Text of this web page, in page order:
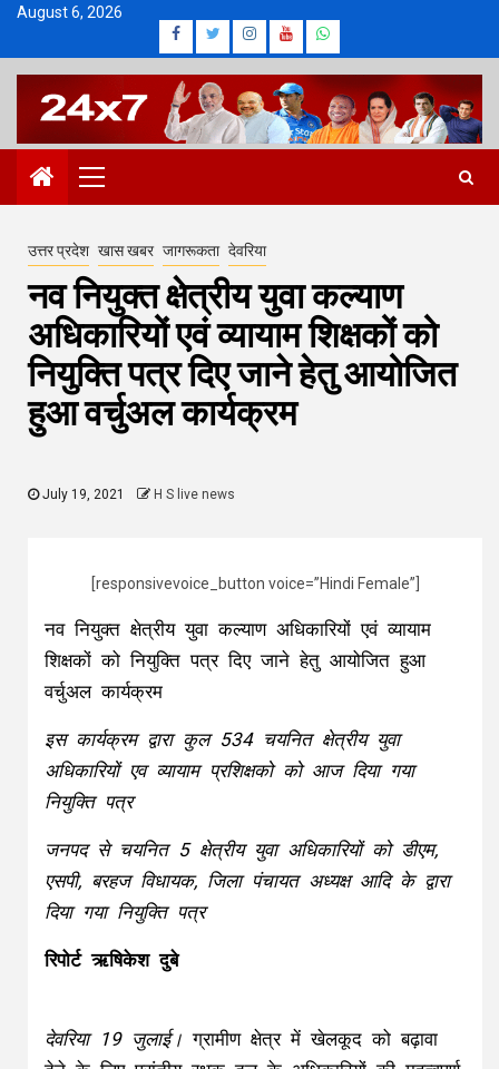
Skip
content
August 6, 2026
Facebook
Twitter
Instagram
Youtube
Whatsapp
Primary
Menu
उत्तर प्रदेश खास खबर जागरूकता देवरिया
नव नियुक्त क्षेत्रीय युवा कल्याण
अधिकारियों एवं व्यायाम शिक्षकों को
नियुक्ति पत्र दिए जाने हेतु आयोजित
हुआ वर्चुअल कार्यक्रम
July 19, 2021 H S live news
[responsivevoice_button voice=”Hindi Female”]
नव नियुक्त क्षेत्रीय युवा कल्याण अधिकारियों एवं व्यायाम
शिक्षकों को नियुक्ति पत्र दिए जाने हेतु आयोजित हुआ
वर्चुअल कार्यक्रम
इस कार्यक्रम द्वारा कुल 534 चयनित क्षेत्रीय युवा
अधिकारियों एव व्यायाम प्रशिक्षको को आज दिया गया
नियुक्ति पत्र
जनपद से चयनित 5 क्षेत्रीय युवा अधिकारियों को डीएम,
एसपी, बरहज विधायक, जिला पंचायत अध्यक्ष आदि के द्वारा
दिया गया नियुक्ति पत्र
रिपोर्ट ऋषिकेश दुबे
देवरिया 19 जुलाई। ग्रामीण क्षेत्र में खेलकूद को बढ़ावा